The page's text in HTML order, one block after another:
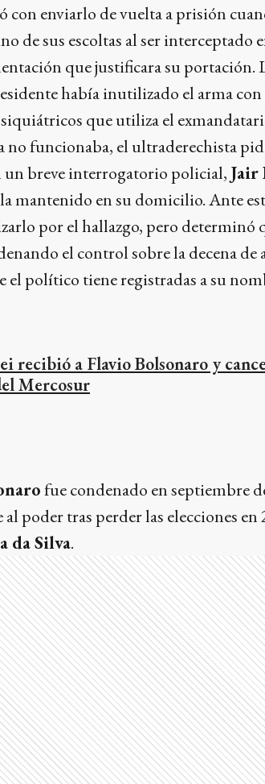
con enviarlo de vuelta a prisión
de sus escoltas al ser
que justificara su portación.
había inutilizado el arma
que utiliza el
no funcionaba, el ultraderechista
un breve interrogatorio policial, Jair
mantenido en su domicilio. Ante
por el hallazgo, pero determinó
el control sobre la decena de
el político tiene registradas a su
recibió a Flavio Bolsonaro y
Mercosur
fue condenado en septiembre
poder tras perder las elecciones en
da Silva.